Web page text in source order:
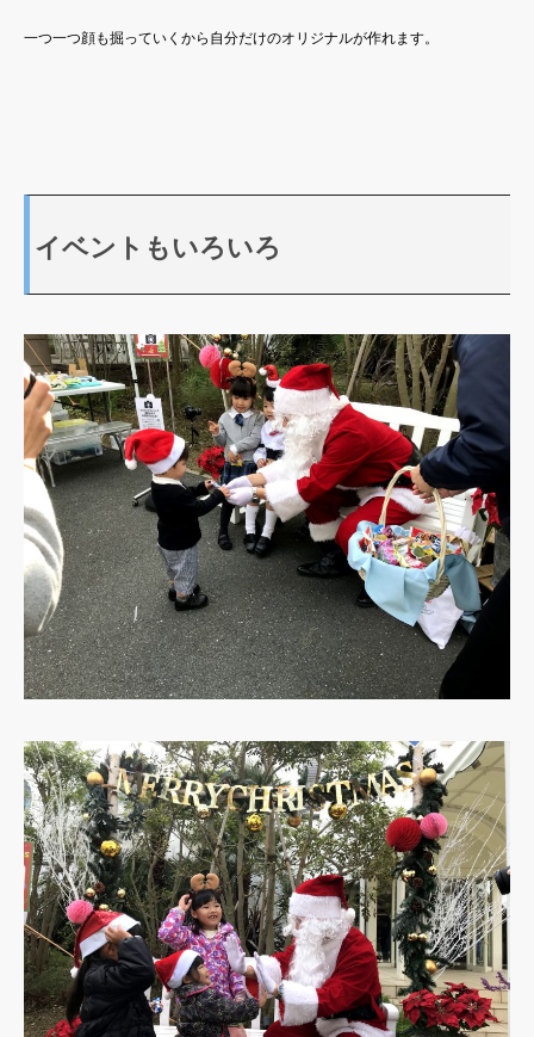
一つ一つ顔も掘っていくから自分だけのオリジナルが作れます。
イベントもいろいろ